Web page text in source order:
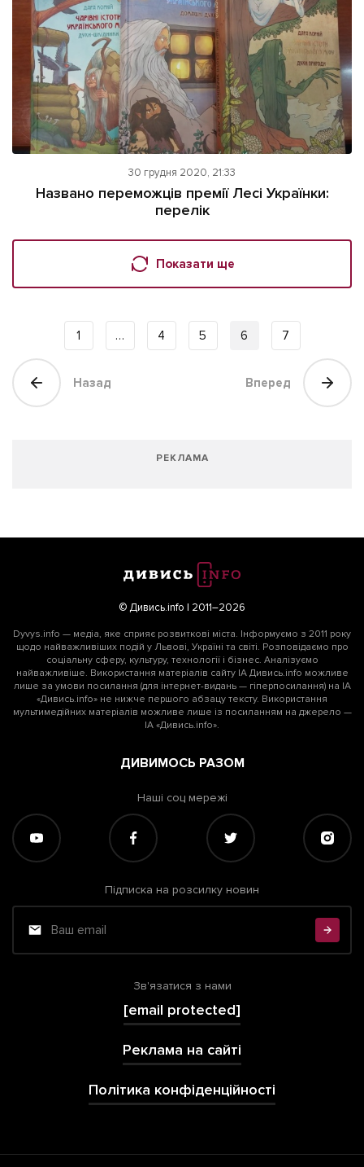
30 грудня 2020, 21:33
Названо переможців премії Лесі Українки:
перелік
Показати ще
Назад
1 … 4 5 6 7
Вперед
РЕКЛАМА
© Дивись.info | 2011–2026
Dyvys.info — медіа, яке сприяє розвиткові міста. Інформуємо з 2011 року
щодо найважливіших подій у Львові, Україні та світі. Розповідаємо про
соціальну сферу, культуру, технології і бізнес. Аналізуємо
найважливіше. Використання матеріалів сайту ІА Дивись.info можливе
лише за умови посилання (для інтернет-видань — гіперпосилання) на ІА
«Дивись.info» не нижче першого абзацу тексту. Використання
мультимедійних матеріалів можливе лише із посиланням на джерело —
ІА «Дивись.info».
ДИВИМОСЬ РАЗОМ
Наші соц мережі
Підписка на розсилку новин
Зв'язатися з нами
[email protected]
Реклама на сайті
Політика конфіденційності